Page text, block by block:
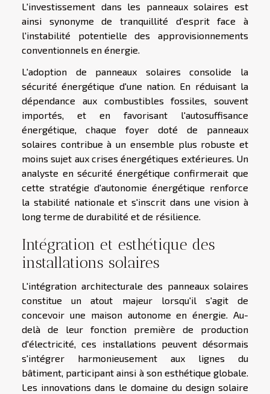
L'investissement dans les panneaux solaires est
ainsi synonyme de tranquillité d'esprit face à
l'instabilité potentielle des approvisionnements
conventionnels en énergie.
L'adoption de panneaux solaires consolide la
sécurité énergétique d'une nation. En réduisant la
dépendance aux combustibles fossiles, souvent
importés, et en favorisant l'autosuffisance
énergétique, chaque foyer doté de panneaux
solaires contribue à un ensemble plus robuste et
moins sujet aux crises énergétiques extérieures. Un
analyste en sécurité énergétique confirmerait que
cette stratégie d'autonomie énergétique renforce
la stabilité nationale et s'inscrit dans une vision à
long terme de durabilité et de résilience.
Intégration et esthétique des
installations solaires
L'intégration architecturale des panneaux solaires
constitue un atout majeur lorsqu'il s'agit de
concevoir une maison autonome en énergie. Au-
delà de leur fonction première de production
d'électricité, ces installations peuvent désormais
s'intégrer harmonieusement aux lignes du
bâtiment, participant ainsi à son esthétique globale.
Les innovations dans le domaine du design solaire